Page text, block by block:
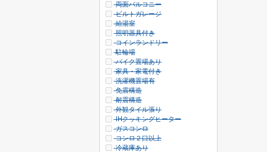
両面バルコニー
ビルトガレージ
給湯室
照明器具付き
コインランドリー
駐輪場
バイク置場あり
家具・家電付き
洗濯機置場有
免震構造
耐震構造
外観タイル張り
IHクッキングヒーター
ガスコンロ
コンロ２口以上
冷蔵庫あり